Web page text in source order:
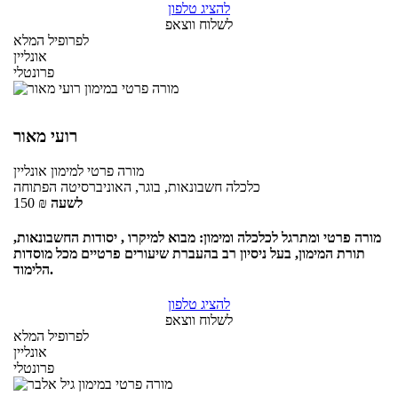
להציג טלפון
לשלוח ווצאפ
לפרופיל המלא
אונליין
פרונטלי
רועי מאור
מורה פרטי למימון אונליין
כלכלה חשבונאות, בוגר, האוניברסיטה הפתוחה
150 ₪ לשעה
מורה פרטי ומתרגל לכלכלה ומימון: מבוא למיקרו , יסודות החשבונאות,
תורת המימון, בעל ניסיון רב בהעברת שיעורים פרטיים מכל מוסדות
הלימוד.
להציג טלפון
לשלוח ווצאפ
לפרופיל המלא
אונליין
פרונטלי